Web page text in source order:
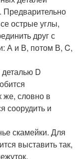
Предварительно
острые углы,
друг с
А и В, потом В, C,
деталью D
же, словно в
соорудить и
скамейки. Для
выставить так,